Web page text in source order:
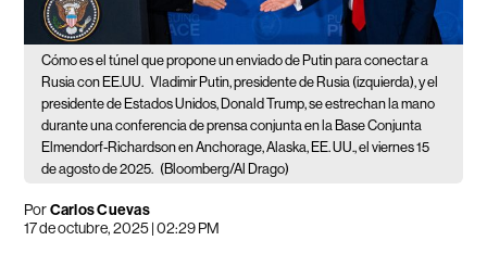
Cómo es el túnel que propone un enviado de Putin para conectar a
Rusia con EE.UU. Vladimir Putin, presidente de Rusia (izquierda), y el
presidente de Estados Unidos, Donald Trump, se estrechan la mano
durante una conferencia de prensa conjunta en la Base Conjunta
Elmendorf-Richardson en Anchorage, Alaska, EE. UU., el viernes 15
de agosto de 2025. (Bloomberg/Al Drago)
PorCarlos Cuevas
17 de octubre, 2025 | 02:29 PM